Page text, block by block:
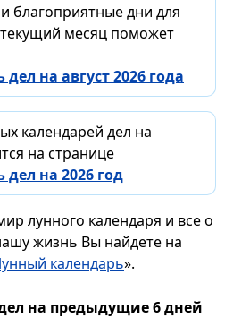
благоприятные дни для
месяц поможет
на август 2026 года
календарей дел на
на странице
на 2026 год
лунного календаря и все о
жизнь Вы найдете на
календарь».
на предыдущие 6 дней